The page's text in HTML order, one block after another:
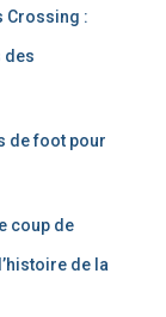
Crossing :
des
de foot pour
coup de
de la